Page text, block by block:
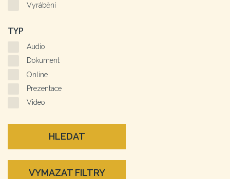
Vyrábění
TYP
Audio
Dokument
Online
Prezentace
Video
HLEDAT
VYMAZAT FILTRY